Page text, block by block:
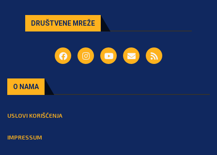
DRUŠTVENE MREŽE
O NAMA
USLOVI KORIŠĆENJA
IMPRESSUM